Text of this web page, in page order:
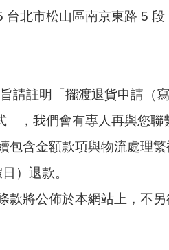
北市松山區南京東路 5 段
請註明「擺渡退貨申請（
，我們會有專人再與您聯
包含金額款項與物流處理
）退款。
款將公佈於本網站上，不